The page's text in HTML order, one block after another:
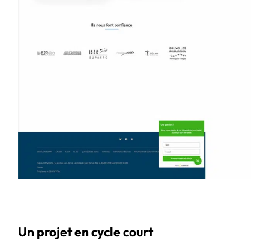
Un projet en cycle court